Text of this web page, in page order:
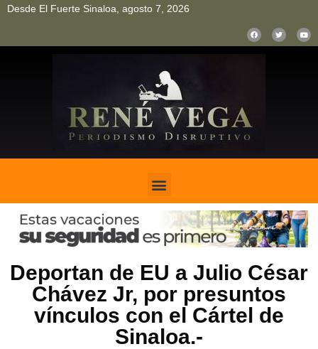
Desde El Fuerte Sinaloa, agosto 7, 2026
Deportan de EU a Julio César
Chávez Jr, por presuntos
vínculos con el Cártel de
Sinaloa.-